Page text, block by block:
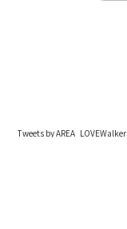
Tweets by AREA_LOVEWalker